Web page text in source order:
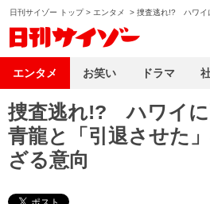
日刊サイゾー トップ> エンタメ > 捜査逃れ!? ハワイ
捜査逃れ!? ハワイに
青龍と「引退させた
ざる意向
エンタメ お笑い ドラマ